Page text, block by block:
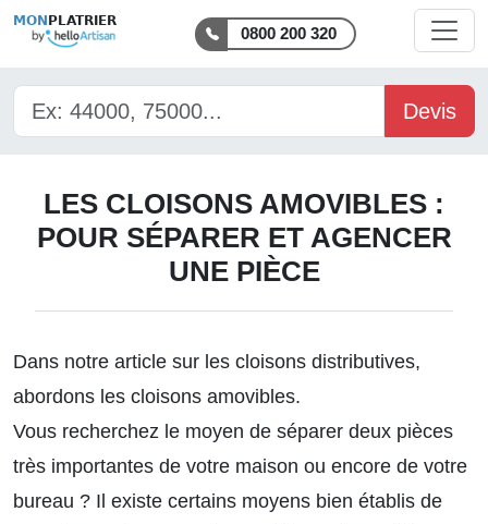
MON PLATRIER
0800 200 320
Devis
LES CLOISONS AMOVIBLES :
POUR SÉPARER ET AGENCER
UNE PIÈCE
Dans notre article sur les cloisons distributives,
abordons les cloisons amovibles.
Vous recherchez le moyen de séparer deux pièces
très importantes de votre maison ou encore de votre
bureau ? Il existe certains moyens bien établis de